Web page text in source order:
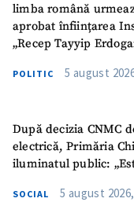
limba română
aprobat înființarea
„Recep Tayyip
POLITIC 5 august
După decizia CNMC
electrică, Primăria
iluminatul public:
SOCIAL 5 august